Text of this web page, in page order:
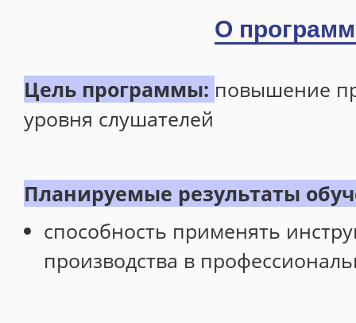
Профессиональная переподготовка
Профессиональное обучение
Общеразвивающие программы
Foreign Languages for Engineering. Academic Writing
Информация о готовности документов
Программа 4+
О
Цель программы: повышение
уровня слушателей
Планируемые результаты
способность применять
производства в